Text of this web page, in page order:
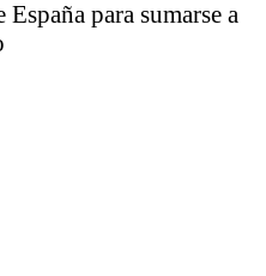
para sumarse a